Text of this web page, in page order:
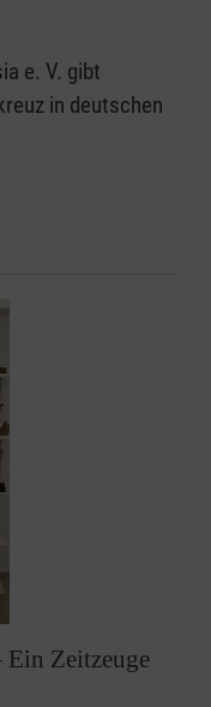
e. V. gibt
in deutschen
Ein Zeitzeuge